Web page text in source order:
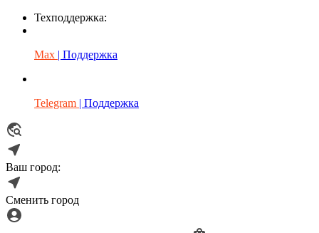
Техподдержка:
Max | Поддержка
Telegram | Поддержка
Ваш город:
Сменить город